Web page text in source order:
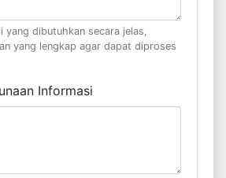
yang dibutuhkan secara jelas,
yang lengkap agar dapat diproses
Informasi